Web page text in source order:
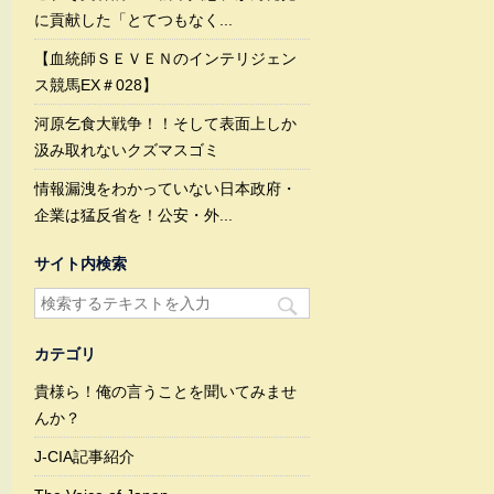
に貢献した「とてつもなく...
【血統師ＳＥＶＥＮのインテリジェン
ス競馬EX＃028】
河原乞食大戦争！！そして表面上しか
汲み取れないクズマスゴミ
情報漏洩をわかっていない日本政府・
企業は猛反省を！公安・外...
サイト内検索
カテゴリ
貴様ら！俺の言うことを聞いてみませ
んか？
J-CIA記事紹介